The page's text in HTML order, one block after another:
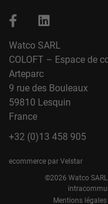
Watco SARL
COLOFT – Espace de
Arteparc
9 rue des Bouleaux
59810 Lesquin
France
+32 (0)13 458 905
ecommerce par Velstar
©2026 Watco
Mentions légales